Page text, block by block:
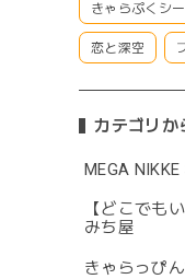
きゃらぷくシ
恋と深空
カテゴリか
MEGA NIKKE
【どこでも
みち屋
きゃらっぴ